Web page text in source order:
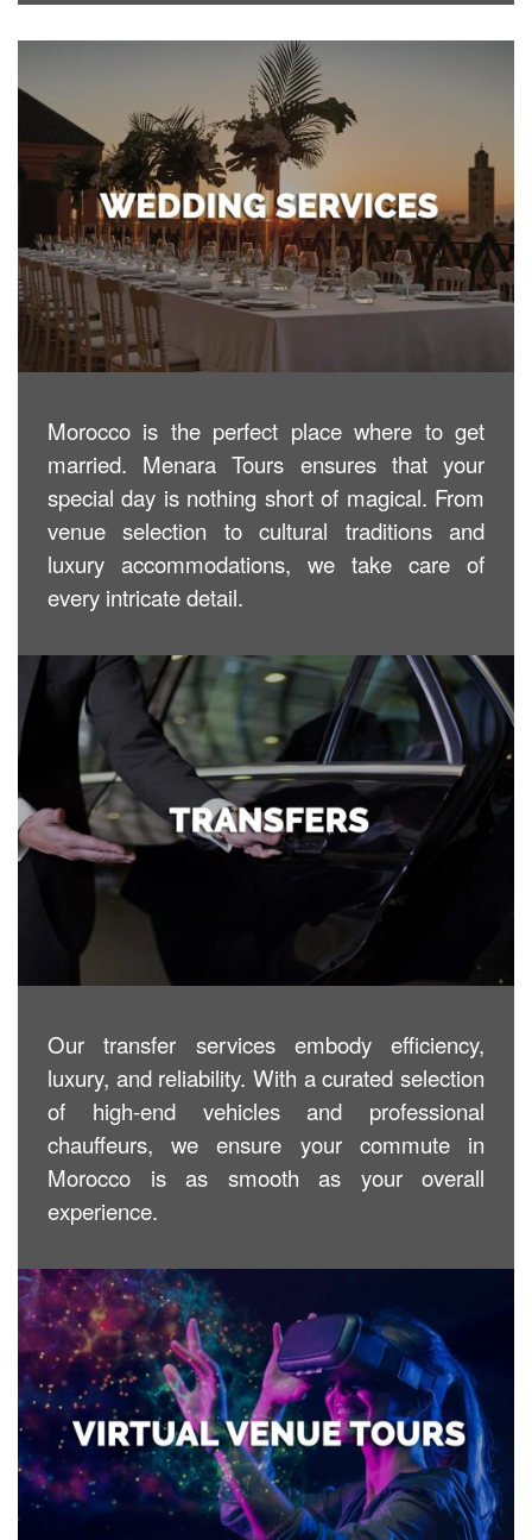
Morocco is the perfect place where to get
married. Menara Tours ensures that your
special day is nothing short of magical. From
venue selection to cultural traditions and
luxury accommodations, we take care of
every intricate detail.
Our transfer services embody efficiency,
luxury, and reliability. With a curated selection
of high-end vehicles and professional
chauffeurs, we ensure your commute in
Morocco is as smooth as your overall
experience.